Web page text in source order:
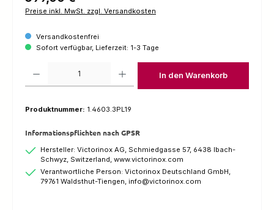
Preise inkl. MwSt. zzgl. Versandkosten
Versandkostenfrei
Sofort verfügbar, Lieferzeit: 1-3 Tage
In den Warenkorb
Produktnummer: 1.4603.3PL19
Informationspflichten nach GPSR
Hersteller: Victorinox AG, Schmiedgasse 57, 6438 Ibach-
Schwyz, Switzerland, www.victorinox.com
Verantwortliche Person: Victorinox Deutschland GmbH,
79761 Waldsthut-Tiengen, info@victorinox.com